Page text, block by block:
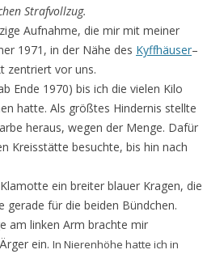
Strafvollzug.
Aufnahme, die mir mit meiner
1971, in der Nähe des Kyffhäuser–
zentriert vor uns.
Ende 1970) bis ich die vielen Kilo
hatte. Als größtes Hindernis stellte
heraus, wegen der Menge. Dafür
Kreisstätte besuchte, bis hin nach
ein breiter blauer Kragen, die
gerade für die beiden Bündchen.
am linken Arm brachte mir
ein. In Nierenhöhe hatte ich in